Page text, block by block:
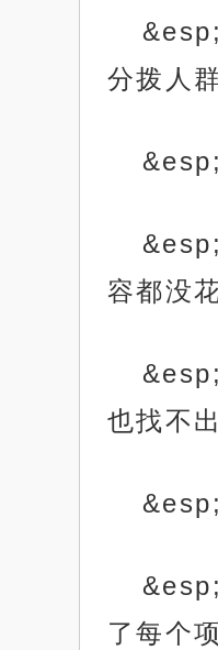
分拨人
容都没花
也找不
了每个